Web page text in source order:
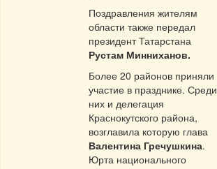
Поздравления жителям
области также передал
президент Татарстана
Рустам Минниханов.
Более 20 районов приняли
участие в празднике. Среди
них и делегация
Краснокутского района,
возглавила которую глава
Валентина Гречушкина.
Юрта национального